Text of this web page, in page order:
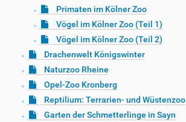
Primaten im Kölner Zoo
Vögel im Kölner Zoo (Teil 1)
Vögel im Kölner Zoo (Teil 2)
Drachenwelt Königswinter
Naturzoo Rheine
Opel-Zoo Kronberg
Reptilium: Terrarien- und Wüstenzoo
Garten der Schmetterlinge in Sayn